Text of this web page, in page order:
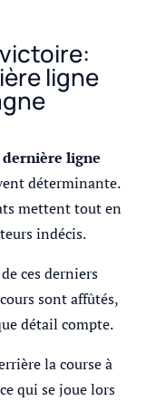
ligne
dernière ligne
déterminante.
mettent tout en
indécis.
ces derniers
sont affûtés,
détail compte.
la course à
qui se joue lors